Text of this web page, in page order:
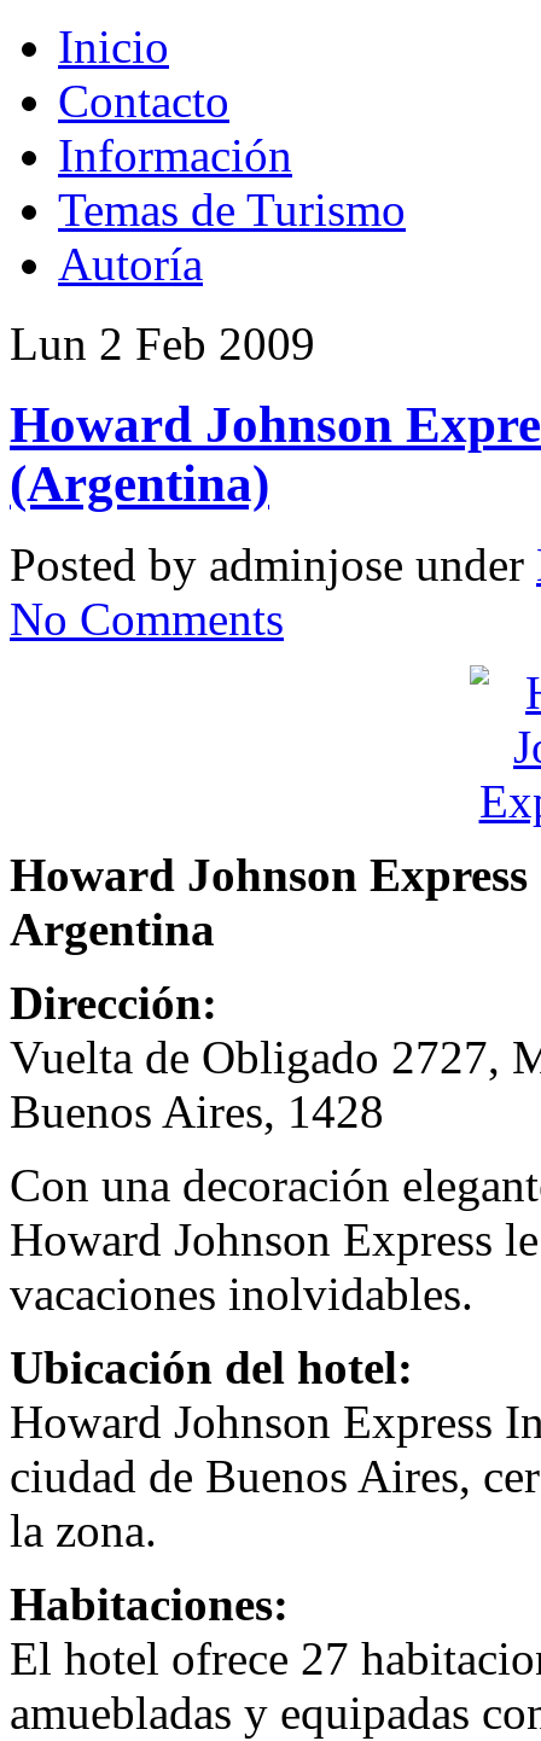
Inicio
Contacto
Información
Temas de Turismo
Autoría
Lun 2 Feb 2009
Howard Johnson
(Argentina)
Posted by adminjose under
No Comments
Howard Johnson
Argentina
Dirección:
Vuelta de Obligado 2727,
Buenos Aires, 1428
Con una decoración
Howard Johnson Express
vacaciones inolvidables.
Ubicación del hotel:
Howard Johnson Express
ciudad de Buenos Aires,
la zona.
Habitaciones:
El hotel ofrece 27
amuebladas y equipadas